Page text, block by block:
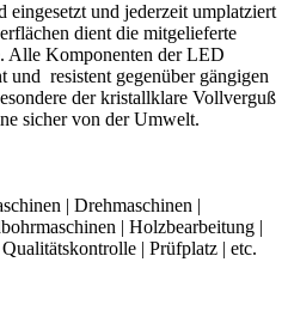
eingesetzt und jederzeit umplatziert
dient die mitgelieferte
Alle Komponenten der LED
und resistent gegenüber gängigen
der kristallklare Vollverguß
sicher von der Umwelt.
| Drehmaschinen |
| Holzbearbeitung |
| Prüfplatz | etc.